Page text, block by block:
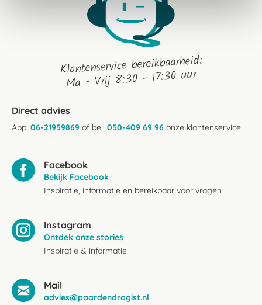
Klantenservice bereikbaarheid:
Ma - Vrij 8:30 - 17:30 uur
Direct advies
App: 06-21959869 of bel: 050-409 69 96 onze klantenservice
Facebook
Bekijk Facebook
Inspiratie, informatie en bereikbaar voor vragen
Instagram
Ontdek onze stories
Inspiratie & informatie
Mail
advies@paardendrogist.nl